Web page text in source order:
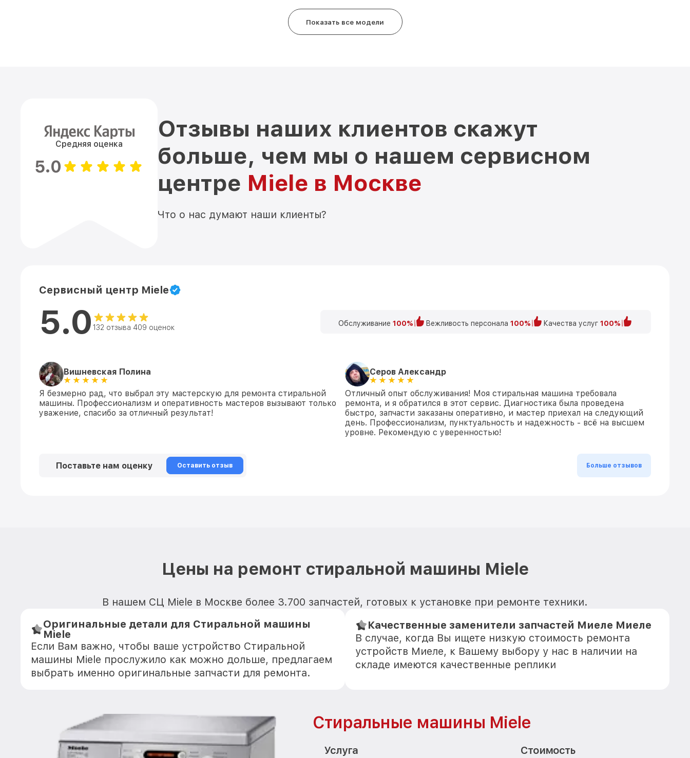
Показать все модели
Средняя оценка
5.0
Отзывы наших клиентов скажут
больше, чем мы о нашем сервисном
центре Miele в Москве
Что о нас думают наши клиенты?
Сервисный центр Miele
5.0 132 отзыва 409 оценок Обслуживание 100% Вежливость персонала 100% Качества услуг 100%
Вишневская Полина
Я безмерно рад, что выбрал эту мастерскую для ремонта стиральной
машины. Профессионализм и оперативность мастеров вызывают только
уважение, спасибо за отличный результат!
Серов Александр
Отличный опыт обслуживания! Моя стиральная машина требовала
ремонта, и я обратился в этот сервис. Диагностика была проведена
быстро, запчасти заказаны оперативно, и мастер приехал на следующий
день. Профессионализм, пунктуальность и надежность - всё на высшем
уровне. Рекомендую с уверенностью!
Поставьте нам оценку Оставить отзыв Больше отзывов
Цены на ремонт стиральной машины Miele
В нашем СЦ Miele в Москве более 3.700 запчастей, готовых к установке при ремонте техники.
Оригинальные детали для Стиральной машины
Miele
Если Вам важно, чтобы ваше устройство Стиральной
машины Miele прослужило как можно дольше, предлагаем
выбрать именно оригинальные запчасти для ремонта.
Качественные заменители запчастей Миеле Миеле
В случае, когда Вы ищете низкую стоимость ремонта
устройств Миеле, к Вашему выбору у нас в наличии на
складе имеются качественные реплики
Стиральные машины Miele
Услуга Стоимость